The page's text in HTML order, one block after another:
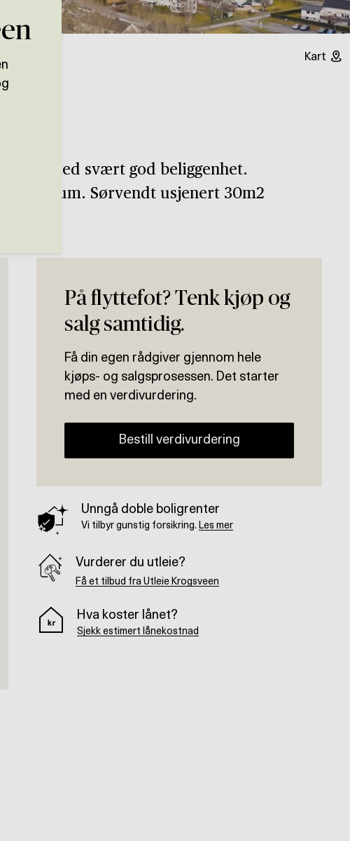
Kart
plan med svært god beliggenhet.
sentrum. Sørvendt usjenert 30m2
På flyttefot? Tenk kjøp og
salg samtidig.
Få din egen rådgiver gjennom hele
kjøps- og salgsprosessen. Det starter
med en verdivurdering.
Bestill verdivurdering
Unngå doble boligrenter
Vi tilbyr gunstig forsikring. Les mer
Vurderer du utleie?
Få et tilbud fra Utleie Krogsveen
Hva koster lånet?
Sjekk estimert lånekostnad